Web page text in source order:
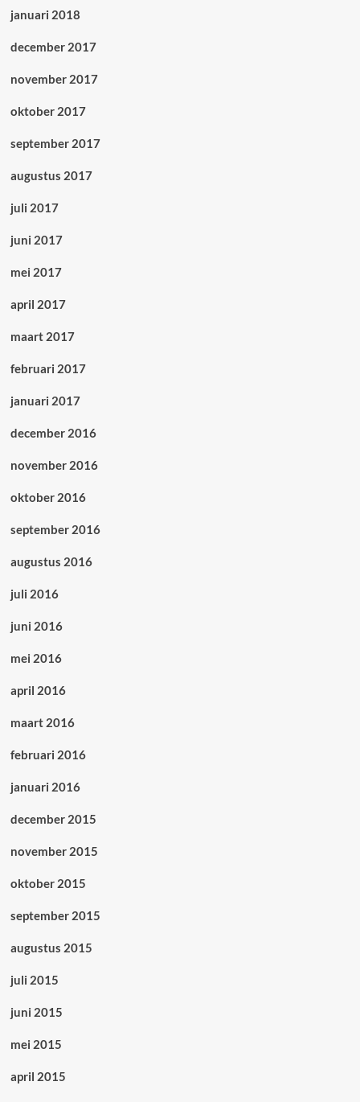
januari 2018
december 2017
november 2017
oktober 2017
september 2017
augustus 2017
juli 2017
juni 2017
mei 2017
april 2017
maart 2017
februari 2017
januari 2017
december 2016
november 2016
oktober 2016
september 2016
augustus 2016
juli 2016
juni 2016
mei 2016
april 2016
maart 2016
februari 2016
januari 2016
december 2015
november 2015
oktober 2015
september 2015
augustus 2015
juli 2015
juni 2015
mei 2015
april 2015